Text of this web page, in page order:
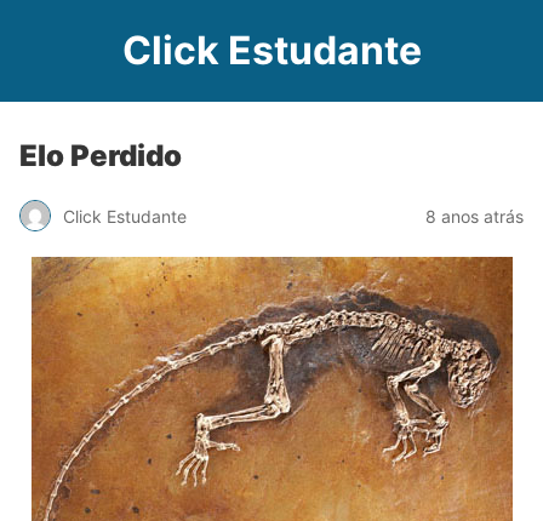
Click Estudante
Elo Perdido
Click Estudante 8 anos atrás